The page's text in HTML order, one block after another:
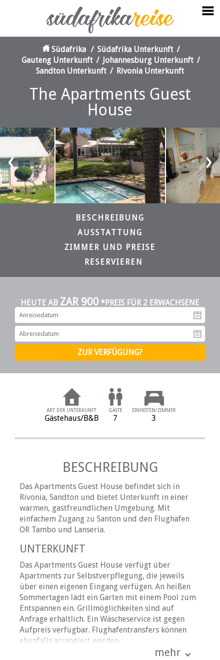
Südafrika / Südafrika Unterkunft /
Gauteng Unterkunft / Johannesburg Unterkunft /
Sandton Unterkunft / Rivonia Unterkunft
The Apartments Guest
House
‹ ›
BESCHREIBUNG
AUSSTATTUNG
ZIMMER UND PREISE
RESERVIEREN
HEUTE AB ZAR 900 *PREIS FÜR 2 ERWACHSENE
ART DER UNTERKUNFT
Gästehaus/B&B
GÄSTE
7
EINHEITEN/ZIMMER
3
BESCHREIBUNG
Das Apartments Guest House befindet sich in
Rivonia, Sandton und bietet Unterkunft in einer
warmen, gastfreundlichen Umgebung. Mit
einfachem Zugang zu Santon und den Flughäfen
OR Tambo und Lanseria.
UNTERKUNFT
Das Apartments Guest House verfügt über
Apartments zur Selbstverpflegung, die jeweils
über einen eigenen Eingang verfügen. An heißen
Sommertagen lädt ein Garten mit einem Pool zum
Entspannen ein. Grillmöglichkeiten sind auf
Anfrage erhältlich. Ein Wäscheservice ist gegen
Aufpreis verfügbar. Flughafentransfers können
ebenfalls arrangiert werden.
mehr